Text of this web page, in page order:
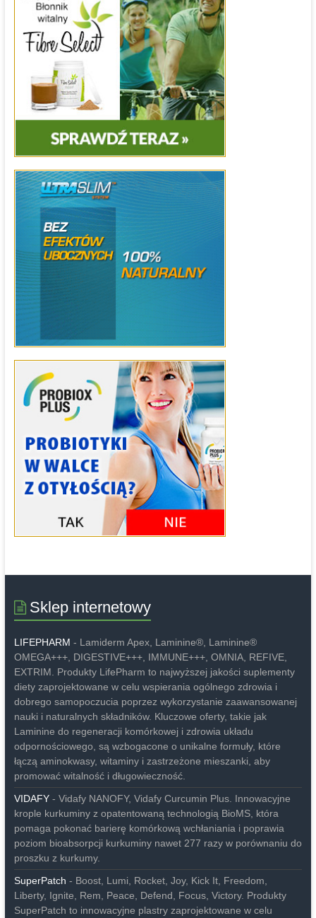
Sklep internetowy
LIFEPHARM - Lamiderm Apex, Laminine®, Laminine®
OMEGA+++, DIGESTIVE+++, IMMUNE+++, OMNIA, REFIVE,
EXTRIM. Produkty LifePharm to najwyższej jakości suplementy
diety zaprojektowane w celu wspierania ogólnego zdrowia i
dobrego samopoczucia poprzez wykorzystanie zaawansowanej
nauki i naturalnych składników. Kluczowe oferty, takie jak
Laminine do regeneracji komórkowej i zdrowia układu
odpornościowego, są wzbogacone o unikalne formuły, które
łączą aminokwasy, witaminy i zastrzeżone mieszanki, aby
promować witalność i długowieczność.
VIDAFY- Vidafy NANOFY, Vidafy Curcumin Plus. Innowacyjne
krople kurkuminy z opatentowaną technologią BioMS, która
pomaga pokonać barierę komórkową wchłaniania i poprawia
poziom bioabsorpcji kurkuminy nawet 277 razy w porównaniu do
proszku z kurkumy.
SuperPatch - Boost, Lumi, Rocket, Joy, Kick It, Freedom,
Liberty, Ignite, Rem, Peace, Defend, Focus, Victory. Produkty
SuperPatch to innowacyjne plastry zaprojektowane w celu